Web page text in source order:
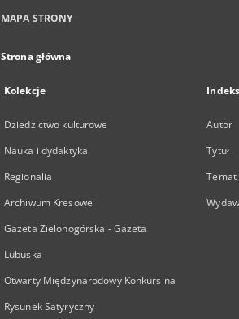
MAPA STRONY
Strona główna
Kolekcje
Dziedzictwo kulturowe
Nauka i dydaktyka
Regionalia
Archiwum Kresowe
Gazeta Zielonogórska - Gazeta
Lubuska
Otwarty Międzynarodowy Konkurs na
Rysunek Satyryczny
Autor
Tytuł
Temat